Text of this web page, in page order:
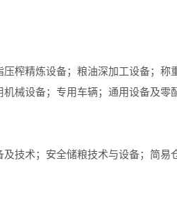
榨精炼设备；粮油深加工设备；
械设备；专用车辆；通用设备及零
技术；安全储粮技术与设备；简